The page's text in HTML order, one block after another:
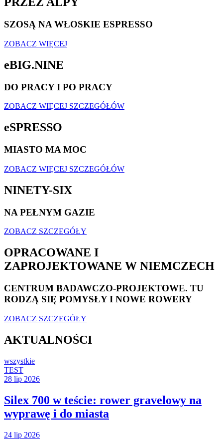
SZOSĄ NA WŁOSKIE ESPRESSO
ZOBACZ WIĘCEJ
eBIG.NINE
DO PRACY I PO PRACY
ZOBACZ WIĘCEJ SZCZEGÓŁÓW
eSPRESSO
MIASTO MA MOC
ZOBACZ WIĘCEJ SZCZEGÓŁÓW
NINETY-SIX
NA PEŁNYM GAZIE
ZOBACZ SZCZEGÓŁY
OPRACOWANE I
ZAPROJEKTOWANE W NIEMCZECH
CENTRUM BADAWCZO-PROJEKTOWE. TU
RODZĄ SIĘ POMYSŁY I NOWE ROWERY
ZOBACZ SZCZEGÓŁY
AKTUALNOŚCI
wszystkie
TEST
28 lip 2026
Silex 700 w teście: rower gravelowy na
wyprawę i do miasta
24 lip 2026